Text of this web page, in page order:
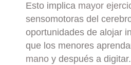
Esto implica mayor
sensomotoras del
oportunidades de alojar
que los menores
mano y después a digitar.